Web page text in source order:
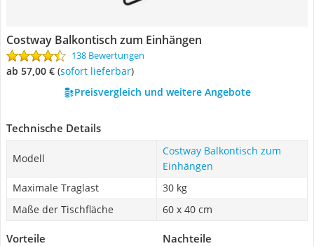
Costway Balkontisch zum Einhängen
138 Bewertungen
ab 57,00 € ( Sofort lieferbar)
Preisvergleich und weitere Angebote
Technische Details
Modell
Costway Balkontisch zum
Einhängen
Maximale Traglast
30 kg
Maße der Tischfläche
60 x 40 cm
Vorteile Nachteile